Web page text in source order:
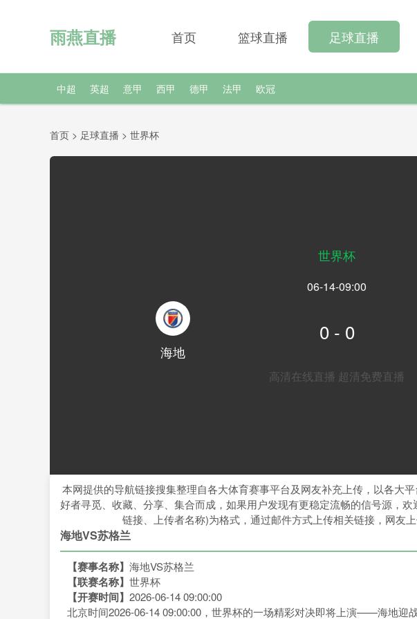
雨燕直播 首页 篮球直播 足球直播
中超 英超 意甲 西甲 德甲 法甲 欧冠
首页 > 足球直播 > 世界杯
世界杯
06-14-09:00
海地
0 - 0
高清在线直播 超清免费直播
本网提供的导航链接搜集整理自各大体育赛事平台及网友补充上传，以各大
好者寻觅、收藏、分享、集合而成，如果用户发现有更稳定流畅的信号源，
链接、上传者名称)为格式，通过邮件方式上传相关链接，网友
海地VS苏格兰
【赛事名称】 海地VS苏格兰
【联赛名称】 世界杯
【开赛时间】 2026-06-14 09:00:00
北京时间2026-06-14 09:00:00，世界杯的一场精彩对决即将上演——海地迎